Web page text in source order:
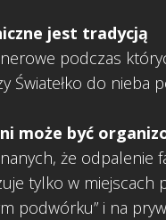
jest tradycją
podczas
Światełko do nieba
może być
że odpalenie
tylko w miejscach
podwórku” i na